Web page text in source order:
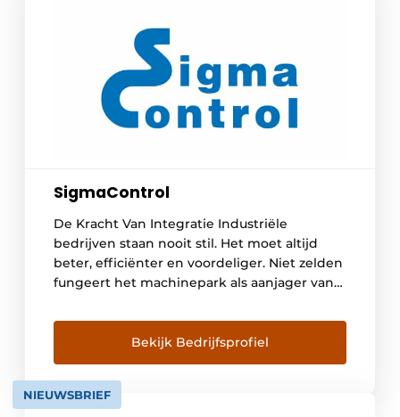
SigmaControl
De Kracht Van Integratie Industriële
bedrijven staan nooit stil. Het moet altijd
beter, efficiënter en voordeliger. Niet zelden
fungeert het machinepark als aanjager van
industriële toepassingen moeten mee in die
ontwikkelingen. Met SigmaControl heeft u
een partner die uw business begrijpt. En die
u in staat stelt om uw machines optimaal […]
Bekijk Bedrijfsprofiel
NIEUWSBRIEF